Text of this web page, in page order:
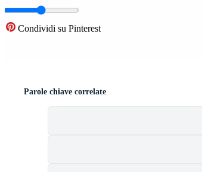
Condividi su Pinterest
Parole chiave correlate